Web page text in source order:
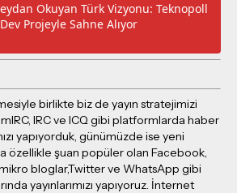
Okuyan Türk Vizyonu: Teknopoll
Projeyle Sahne Alıyor
birlikte biz de yayın stratejimizi
IRC ve ICQ gibi platformlarda haber
yapıyorduk, günümüzde ise yeni
özellikle şuan popüler olan Facebook,
bloglar,Twitter ve WhatsApp gibi
yayınlarımızı yapıyoruz. İnternet